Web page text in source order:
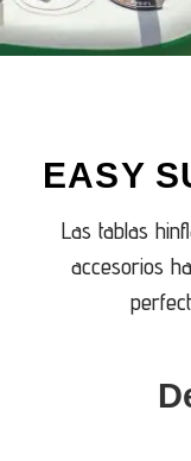
EASY
Las tablas
accesorios